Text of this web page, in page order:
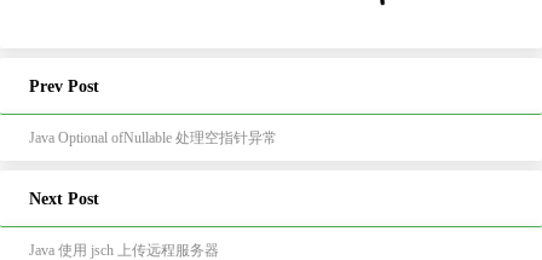
Prev Post
Java Optional ofNullable 处理空指针异常
Next Post
Java 使用 jsch 上传远程服务器